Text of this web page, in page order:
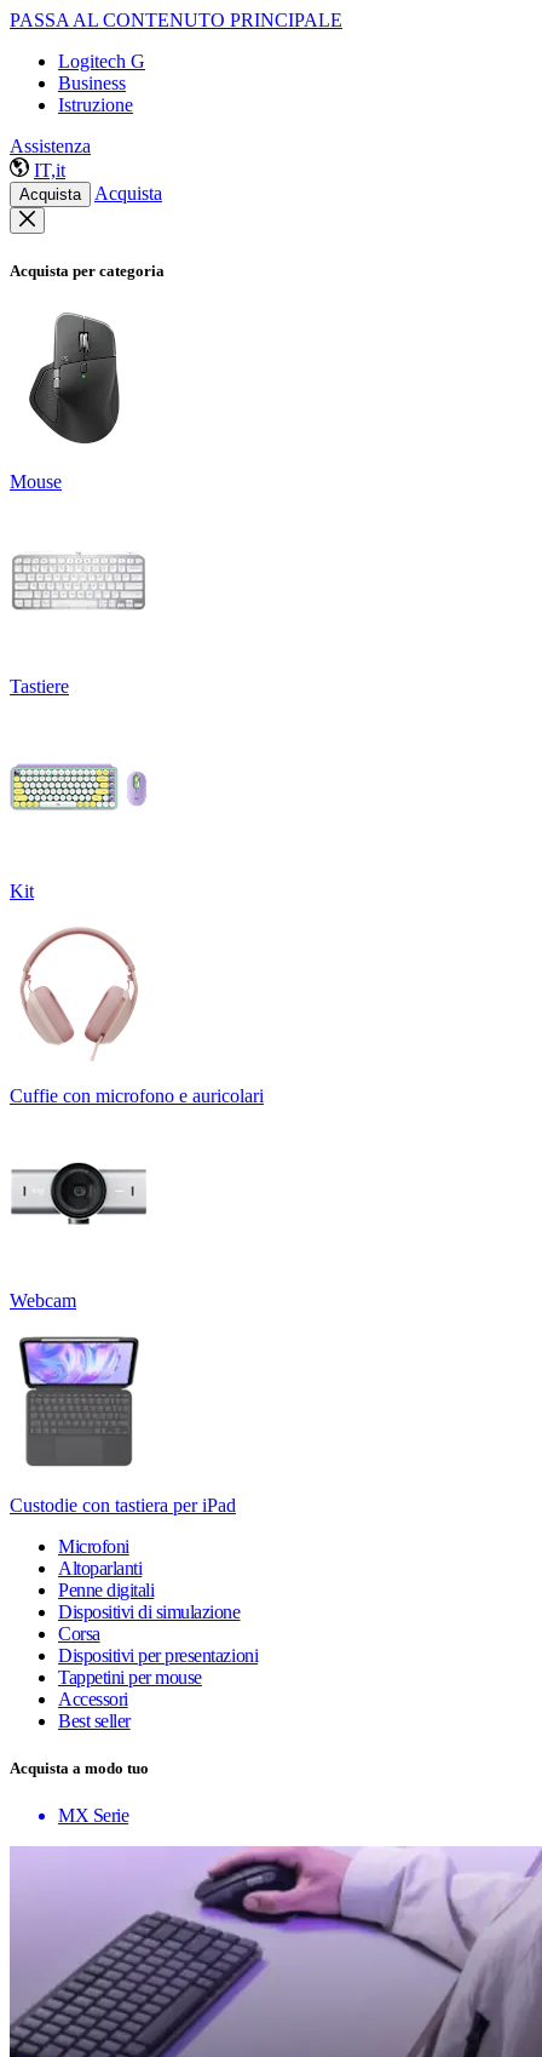
PASSA AL CONTENUTO PRINCIPALE
Logitech G
Business
Istruzione
Assistenza
IT,it
Acquista Acquista
Acquista per categoria
Mouse
Tastiere
Kit
Cuffie con microfono e auricolari
Webcam
Custodie con tastiera per iPad
Microfoni
Altoparlanti
Penne digitali
Dispositivi di simulazione
Corsa
Dispositivi per presentazioni
Tappetini per mouse
Accessori
Best seller
Acquista a modo tuo
MX Serie